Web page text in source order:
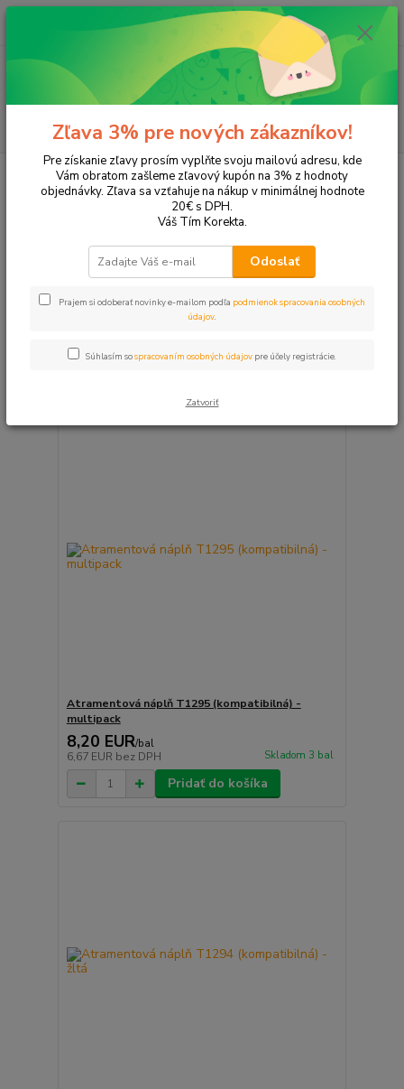
Hľadať
ks
za 0,00 EUR
Tonery a náplne do tlačiarní EPSON Stylus SX420W
Stylus SX420W
Upresniť parametre
Najdrahšie
Zobrazujem 1-9 z 9
Atramentová náplň T1295 (kompatibilná) -
multipack
8,20 EUR/bal
6,67 EUR bez DPH Skladom 3 bal
Pridať do košíka
Zľava 3% pre nových zákazníkov!
Pre získanie zľavy prosím vyplňte svoju mailovú adresu, kde
Vám obratom zašleme zľavový kupón na 3% z hodnoty
objednávky. Zľava sa vzťahuje na nákup v minimálnej hodnote
20€ s DPH.
Váš Tím Korekta.
Odoslať
Prajem si odoberať novinky e-mailom podľa podmienok spracovania osobných
údajov.
Súhlasím sospracovaním osobných údajov pre účely registrácie.
Zatvoriť